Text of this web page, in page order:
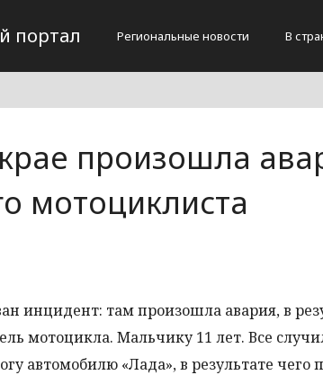
портал Региональные новости В
произошла
мотоциклиста
инцидент: там произошла авария, в
мотоцикла. Мальчику 11 лет. Все
автомобилю «Лада», в результате чего